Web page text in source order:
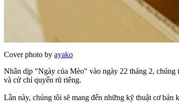
Cover photo by ayako
Nhân dịp "Ngày của Mèo" vào ngày 22 tháng 2, chúng
và cử chỉ quyến rũ riêng.
Lần này, chúng tôi sẽ mang đến những kỹ thuật cơ